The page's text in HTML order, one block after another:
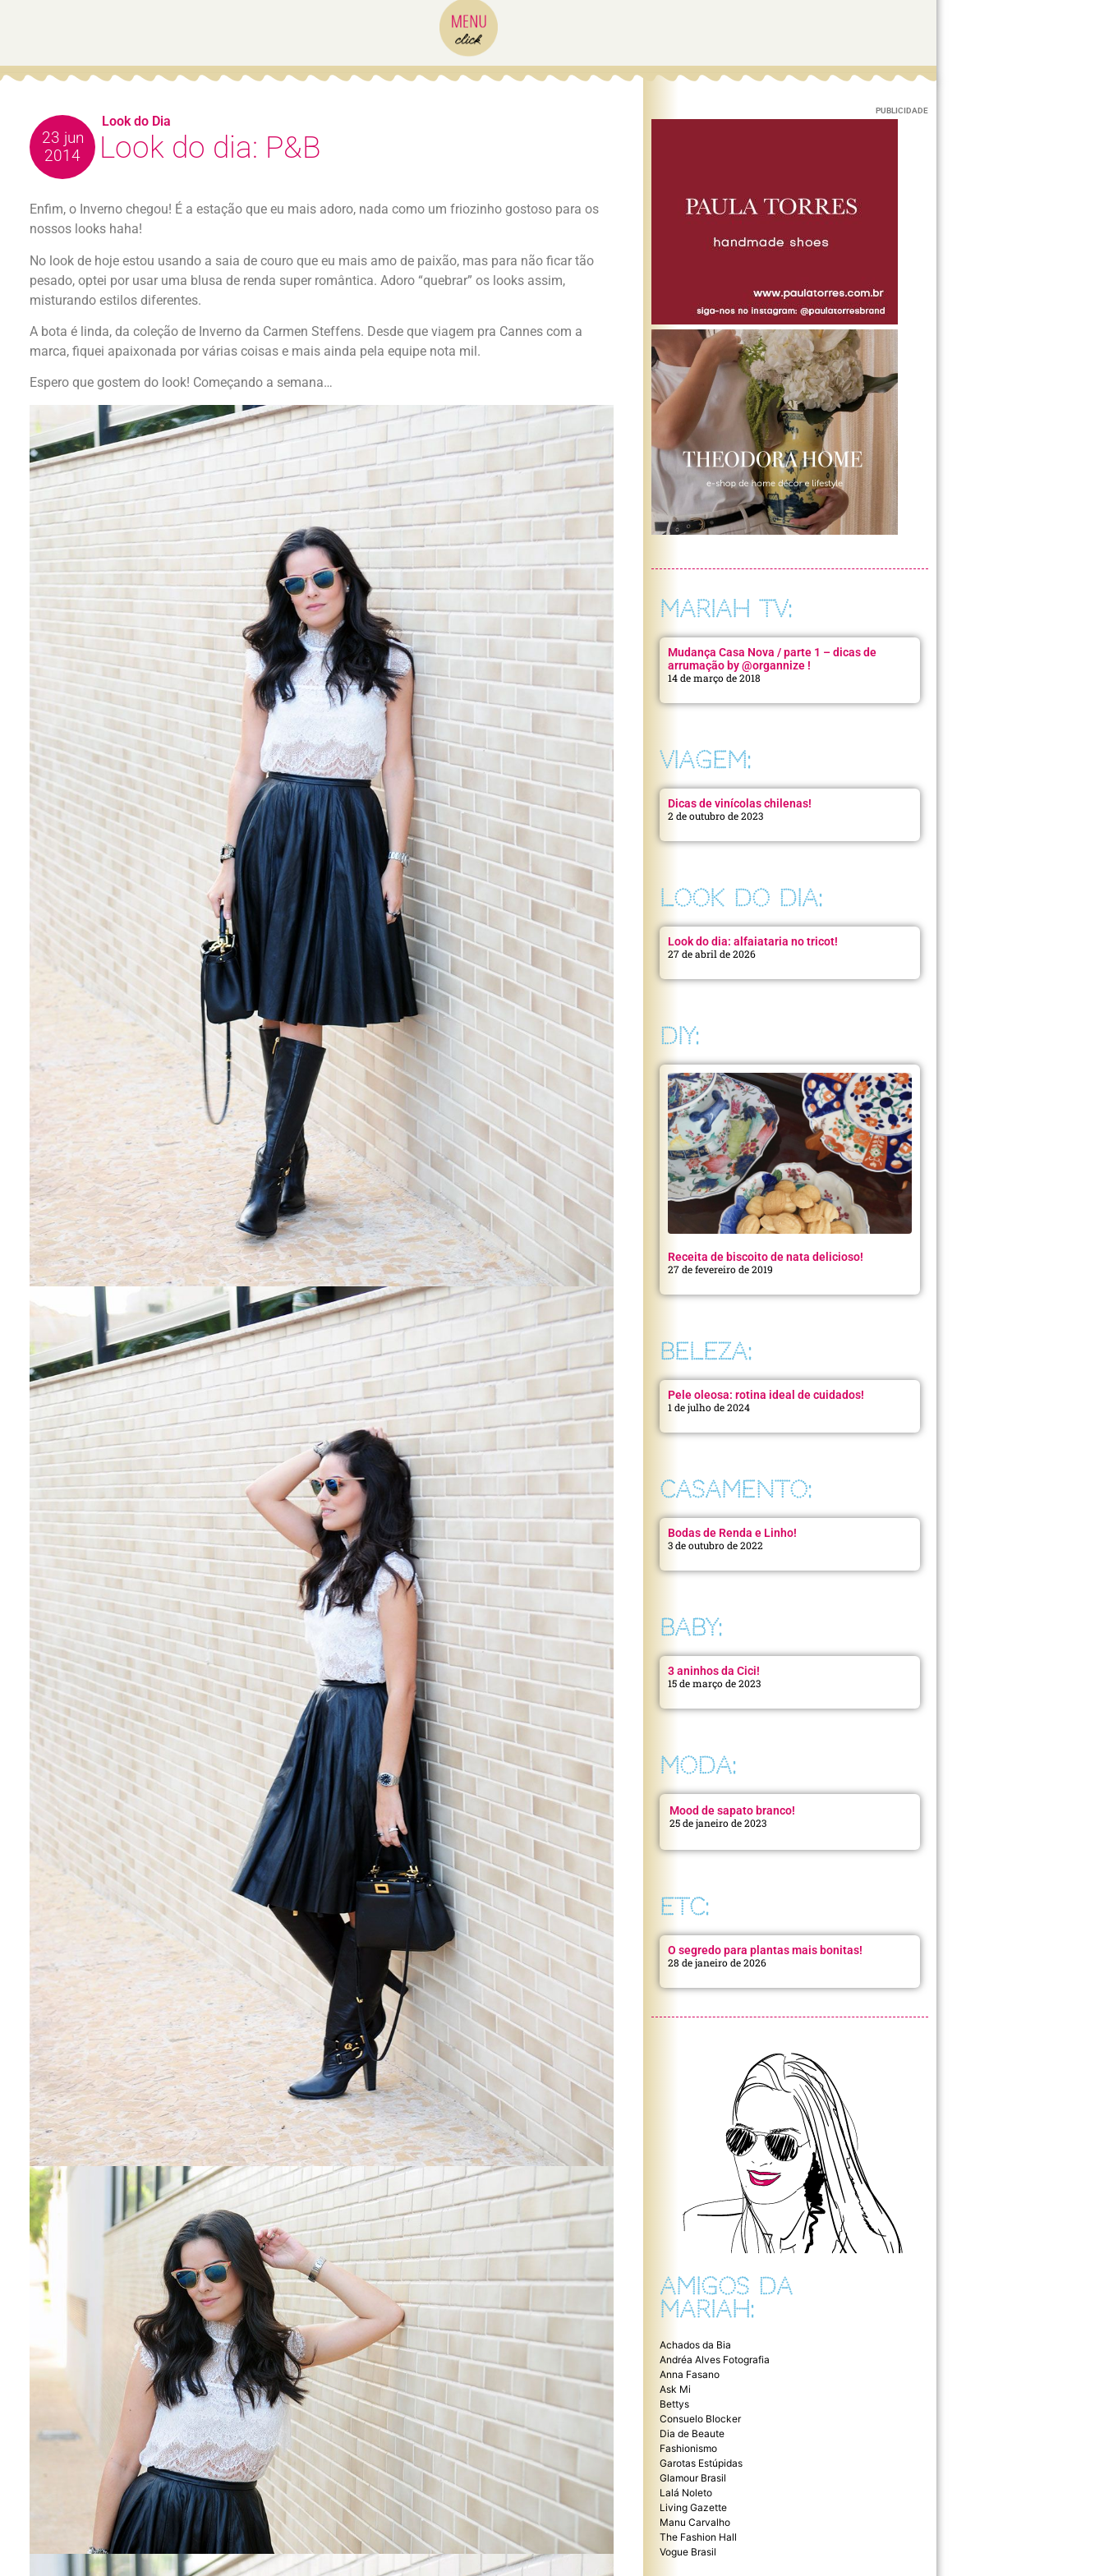
23 jun
2014
Look do dia: P&B
Enfim, o Inverno chegou! É a estação que eu mais adoro, nada como um friozinho gostoso para os
nossos looks haha!
No look de hoje estou usando a saia de couro que eu mais amo de paixão, mas para não ficar tão
pesado, optei por usar uma blusa de renda super romântica. Adoro “quebrar” os looks assim,
misturando estilos diferentes.
A bota é linda, da coleção de Inverno da Carmen Steffens. Desde que viagem pra Cannes com a
marca, fiquei apaixonada por várias coisas e mais ainda pela equipe nota mil.
Espero que gostem do look! Começando a semana…
Look do Dia
PUBLICIDADE
MARIAH TV:
Mudança Casa Nova / parte 1 – dicas de
arrumação by @organnize !
14 de março de 2018
VIAGEM:
Dicas de vinícolas chilenas!
2 de outubro de 2023
LOOK DO DIA:
Look do dia: alfaiataria no tricot!
27 de abril de 2026
DIY:
Receita de biscoito de nata delicioso!
27 de fevereiro de 2019
BELEZA:
Pele oleosa: rotina ideal de cuidados!
1 de julho de 2024
CASAMENTO:
Bodas de Renda e Linho!
3 de outubro de 2022
BABY:
3 aninhos da Cici!
15 de março de 2023
MODA:
Mood de sapato branco!
25 de janeiro de 2023
ETC:
O segredo para plantas mais bonitas!
28 de janeiro de 2026
AMIGOS DA
MARIAH:
Achados da Bia
Andréa Alves Fotografia
Anna Fasano
Ask Mi
Bettys
Consuelo Blocker
Dia de Beaute
Fashionismo
Garotas Estúpidas
Glamour Brasil
Lalá Noleto
Living Gazette
Manu Carvalho
The Fashion Hall
Vogue Brasil